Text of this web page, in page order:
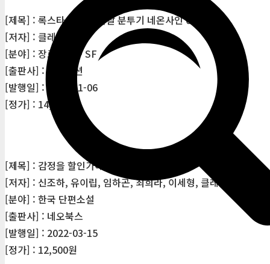
[제목] : 록스타 로봇의 자살 분투기 네온사인 02
[저자] : 클레이븐
[분야] : 장르소설 > SF
[출판사] : 네오픽션
[발행일] : 2023-11-06
[정가] : 14,000원
[제목] : 감정을 할인가에 판매합니다 (ON 1)
[저자] : 신조하, 유이립, 임하곤, 최희라, 이세형, 클레이븐, 강윤
[분야] : 한국 단편소설
[출판사] : 네오북스
[발행일] : 2022-03-15
[정가] : 12,500원